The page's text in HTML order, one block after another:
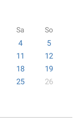
Sa So
4
5
11
12
18
19
25
26